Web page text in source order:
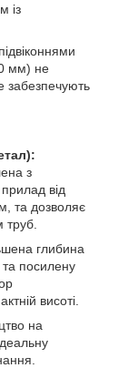
із
мм) не
забезпечують
з
від
та дозволяє
глибина
посилену
висоті.
на